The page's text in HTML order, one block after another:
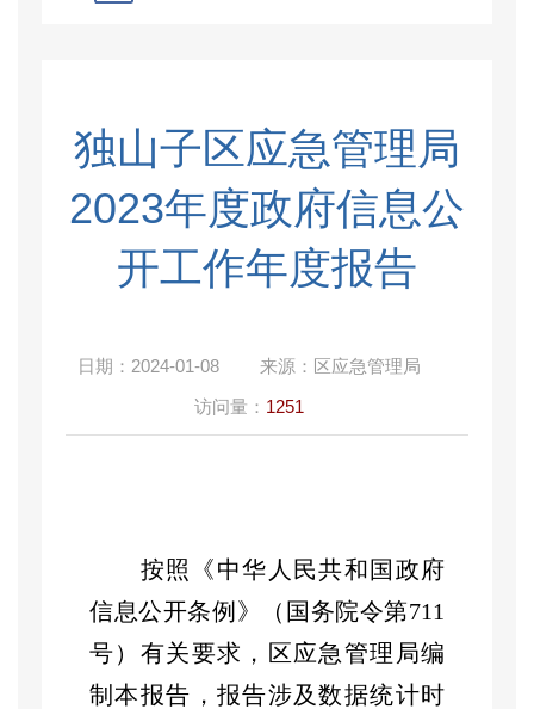
独山子区应急管理局
2023年度政府信息公
开工作年度报告
日期： 2024-01-08 来源： 区应急管理局
访问量： 1251
按照《中华人民共和国政府
信息公开条例》（国务院令第711
号）有关要求，区应急管理局编
制本报告，报告涉及数据统计时